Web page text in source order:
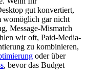
gut konvertiert,
womöglich gar nicht
Message-Mismatch
wir oft, Paid-Media-
zu kombinieren,
oder über
, bevor das Budget